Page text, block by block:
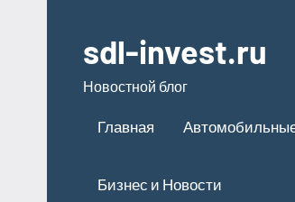
содержимому
sdl-invest.ru
Новостной блог
Главная
Бизнес и Новости